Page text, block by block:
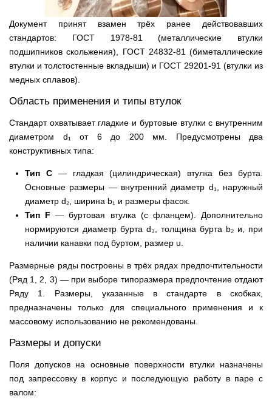
Документ принят взамен трёх ранее действовавших
стандартов: ГОСТ 1978-81 (металлические втулки
подшипников скольжения), ГОСТ 24832-81 (биметаллические
втулки и толстостенные вкладыши) и ГОСТ 29201-91 (втулки из
медных сплавов).
Область применения и типы втулок
Стандарт охватывает гладкие и буртовые втулки с внутренним
диаметром d₁ от 6 до 200 мм. Предусмотрены два
конструктивных типа:
Тип C— гладкая (цилиндрическая) втулка без бурта.
Основные размеры — внутренний диаметр d₁, наружный
диаметр d₂, ширина b₁ и размеры фасок.
Тип F — буртовая втулка (с фланцем). Дополнительно
нормируются диаметр бурта d₃, толщина бурта b₂ и, при
наличии канавки под буртом, размер u.
Размерные ряды построены в трёх рядах предпочтительности
(Ряд 1, 2, 3) — при выборе типоразмера предпочтение отдают
Ряду 1. Размеры, указанные в стандарте в скобках,
предназначены только для специального применения и к
массовому использованию не рекомендованы.
Размеры и допуски
Поля допусков на основные поверхности втулки назначены
под запрессовку в корпус и последующую работу в паре с
валом: